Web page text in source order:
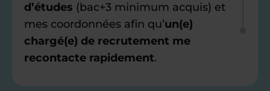
d’études (bac+3 minimum acquis) et
mes coordonnées afin qu’un(e)
chargé(e) de recrutement me
recontacte rapidement.